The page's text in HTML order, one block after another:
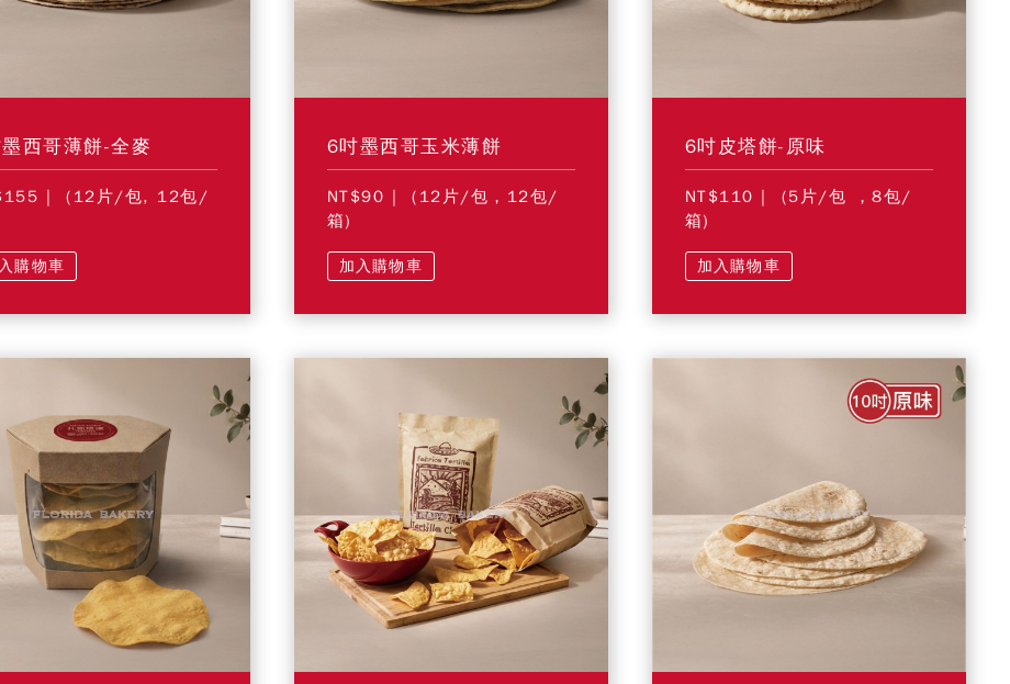
西哥薄餅-全麥
| (12片/包, 12包/
購物車
6吋墨西哥玉米薄餅
NT$90 | (12片/包，12包/
箱)
加入購物車
6吋皮塔餅-原味
NT$110 | (5片/包 ，8包/
箱)
加入購物車